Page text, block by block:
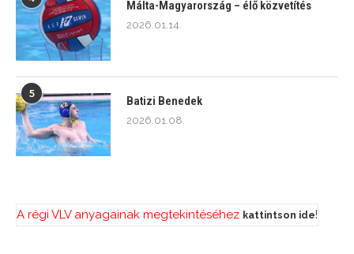
Málta-Magyarország – élő közvetítés
2026.01.14.
5
Batizi Benedek
2026.01.08.
A régi VLV anyagainak megtekintéséhez kattintson ide!